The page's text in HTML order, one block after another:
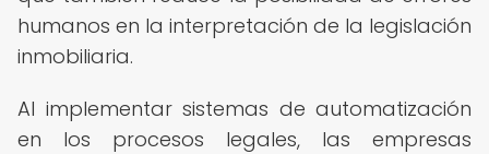
humanos en la interpretación de la legislación
inmobiliaria.
Al implementar sistemas de automatización
en los procesos legales, las empresas